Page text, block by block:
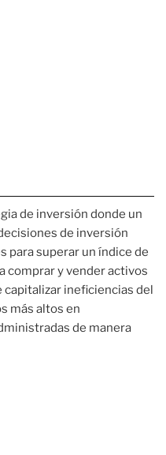
de inversión donde un
de inversión
para superar un índice de
comprar y vender activos
ineficiencias del
más altos en
de manera